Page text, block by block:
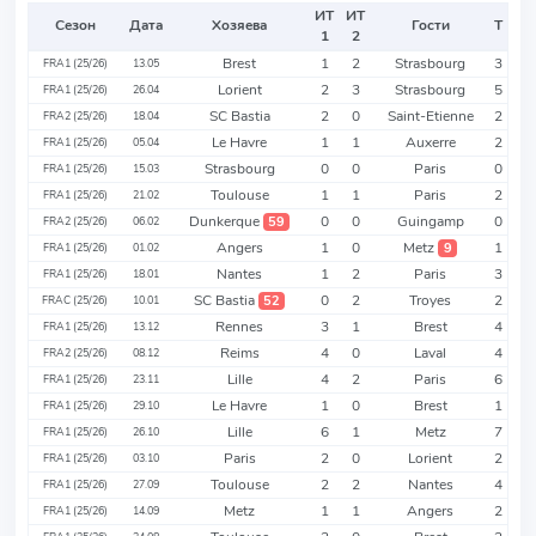
Сезон Дата Хозяева
ИТ
1
ИТ
2
Гости Т
FRA1 (25/26) 13.05 Brest 1 2 Strasbourg 3
FRA1 (25/26) 26.04 Lorient 2 3 Strasbourg 5
FRA2 (25/26) 18.04 SC Bastia 2 0 Saint-Etienne 2
FRA1 (25/26) 05.04 Le Havre 1 1 Auxerre 2
FRA1 (25/26) 15.03 Strasbourg 0 0 Paris 0
FRA1 (25/26) 21.02 Toulouse 1 1 Paris 2
FRA2 (25/26) 06.02 Dunkerque 59 0 0 Guingamp 0
FRA1 (25/26) 01.02 Angers 1 0 Metz 9 1
FRA1 (25/26) 18.01 Nantes 1 2 Paris 3
FRAC (25/26) 10.01 SC Bastia 52 0 2 Troyes 2
FRA1 (25/26) 13.12 Rennes 3 1 Brest 4
FRA2 (25/26) 08.12 Reims 4 0 Laval 4
FRA1 (25/26) 23.11 Lille 4 2 Paris 6
FRA1 (25/26) 29.10 Le Havre 1 0 Brest 1
FRA1 (25/26) 26.10 Lille 6 1 Metz 7
FRA1 (25/26) 03.10 Paris 2 0 Lorient 2
FRA1 (25/26) 27.09 Toulouse 2 2 Nantes 4
FRA1 (25/26) 14.09 Metz 1 1 Angers 2